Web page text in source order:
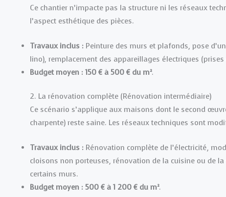
Ce chantier n’impacte pas la structure ni les réseaux
l’aspect esthétique des pièces.
Travaux inclus : Peinture des murs et plafonds, pose
lino), remplacement des appareillages électriques
Budget moyen : 150 € à 500 € du m².
2. La rénovation complète (Rénovation intermédiaire)
Ce scénario s’applique aux maisons dont le second
charpente) reste saine. Les réseaux techniques sont
Travaux inclus : Rénovation complète de l’électricité,
cloisons non porteuses, rénovation de la cuisine ou de la
certains murs.
Budget moyen : 500 € à 1 200 € du m².